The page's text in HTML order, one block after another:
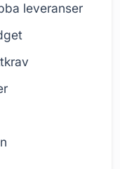
leveranser